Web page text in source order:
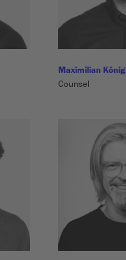
Maximilian König
Counsel